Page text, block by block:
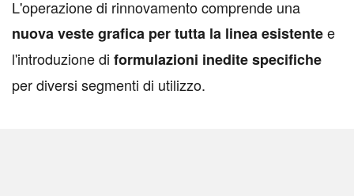
L'operazione di rinnovamento comprende una
nuova veste grafica per tutta la linea esistentee
l'introduzione di formulazioni inedite specifiche
per diversi segmenti di utilizzo.